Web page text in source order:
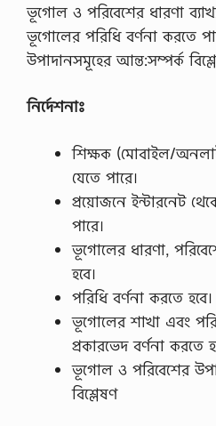
ভূগােল ও পরিবেশের ধারণা
ভূগােলের পরিধি বর্ণনা করতে
উপাদানসমূহের আন্ত:সম্পর্ক
নির্দেশনাঃ
শিক্ষক (মােবাইল/
যেতে পারে।
প্রয়ােজনে ইন্টারনেট
পারে।
ভূগােলের ধারণা,
হবে।
পরিধি বর্ণনা করতে হবে।
ভূগােলের শাখা এবং
প্রকারভেদ বর্ণনা করতে
ভূগােল ও পরিবেশের
বিশ্লেষণ